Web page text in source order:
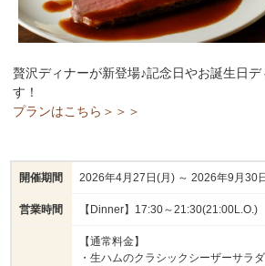
贅沢ディナーが新登場♪記念日やお誕生日
す！
プランはこちら＞＞＞
開催期間 2026年4月27日(月) ～ 2026年9月30
営業時間 【Dinner】17:30～21:30(21:00L.O.)
【通常料金】
・生ハムのクラシックシーザーサラ